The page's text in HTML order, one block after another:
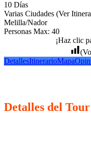
10 Días
Varias Ciudades (Ver
Melilla/Nador
Personas Max: 40
¡Haz clic
DetallesItinerarioMapa
Detalles del Tour